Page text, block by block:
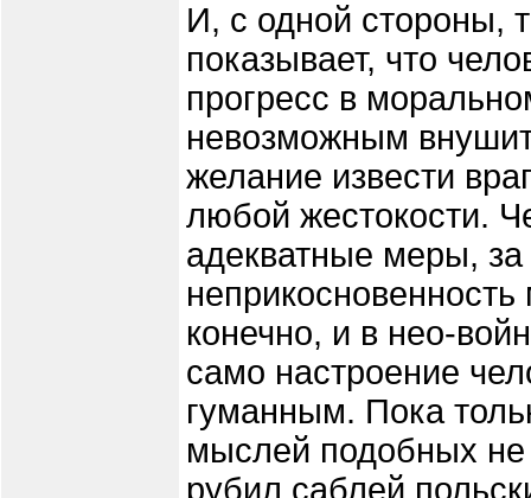
И, с одной стороны,
показывает, что
прогресс в
невозможным
желание извести
любой жестокости.
адекватные меры, за
конечно, и в нео-
само настроение
гуманным. Пока
мыслей подобных
рубил саблей